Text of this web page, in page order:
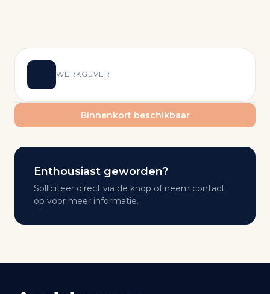
WERKGEVER
Binnenkort beschikbaar
Enthousiast geworden?
Solliciteer direct via de knop of neem contact
op voor meer informatie.